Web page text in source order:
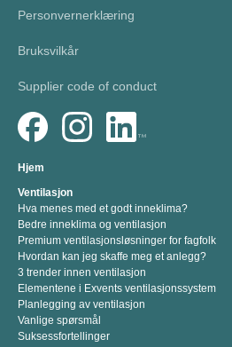
Personvernerklæring
Bruksvilkår
Supplier code of conduct
Hjem
Ventilasjon
Hva menes med et godt inneklima?
Bedre inneklima og ventilasjon
Premium ventilasjonsløsninger for fagfolk
Hvordan kan jeg skaffe meg et anlegg?
3 trender innen ventilasjon
Elementene i Exvents ventilasjonssystem
Planlegging av ventilasjon
Vanlige spørsmål
Suksessfortellinger